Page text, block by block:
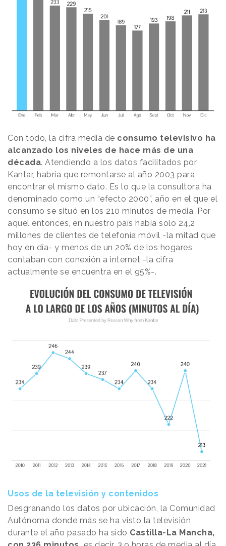
Con todo, la cifra media de consumo televisivo ha
alcanzado los niveles de hace más de una
década. Atendiendo a los datos facilitados por
Kantar, habría que remontarse al año 2003 para
encontrar el mismo dato. Es lo que la consultora ha
denominado como un “efecto 2000”, año en el que el
consumo se situó en los 210 minutos de media. Por
aquel entonces, en nuestro país había solo 24,2
millones de clientes de telefonía móvil -la mitad que
hoy en día- y menos de un 20% de los hogares
contaban con conexión a internet -la cifra
actualmente se encuentra en el 95%-.
Usos de la televisión y contenidos
Desgranando los datos por ubicación, la Comunidad
Autónoma donde más se ha visto la televisión
durante el año pasado ha sido Castilla-La Mancha,